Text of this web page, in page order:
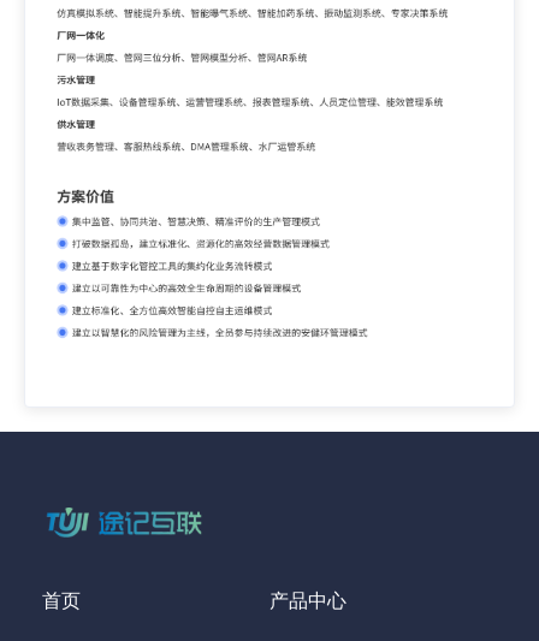
首页 产品中心